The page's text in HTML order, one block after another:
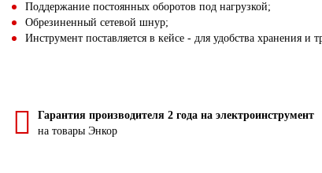
Поддержание постоянных оборотов под нагрузкой;
Обрезиненный сетевой шнур;
Инструмент поставляется в кейсе - для удобства хранения и
Гарантия производителя 2 года на электроинструмент
на товары Энкор